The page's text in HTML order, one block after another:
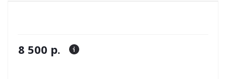
8 500 р.